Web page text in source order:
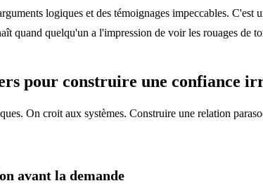
logiques et des témoignages impeccables.
quand quelqu'un a l'impression de voir les rouages de
pour construire une confiance
On croit aux systèmes. Construire une relation
avant la demande